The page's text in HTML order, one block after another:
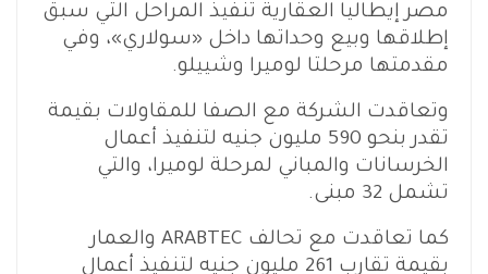
مصر إيطاليا العقارية تنفيذ المراحل التي سبق
إطلاقها وبيع وحداتها داخل «سولاري»، وفي
مقدمتها مرحلتا لوميرا وشييلو.
وتعاقدت الشركة مع الصفا للمقاولات بقيمة
تقدر بنحو 590 مليون جنيه لتنفيذ أعمال
الخرسانات والمباني لمرحلة لوميرا، والتي
تشمل 32 مبنى.
كما تعاقدت مع تحالف ARABTEC والعمار
بقيمة تقارب 261 مليون جنيه لتنفيذ أعمال